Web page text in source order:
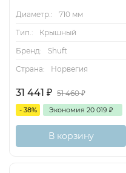
Диаметр.:
710 мм
Тип.:
Крышный
Бренд:
Shuft
Страна:
Норвегия
31 441 ₽ 51 460₽
- 38% Экономия 20 019 ₽
В корзину